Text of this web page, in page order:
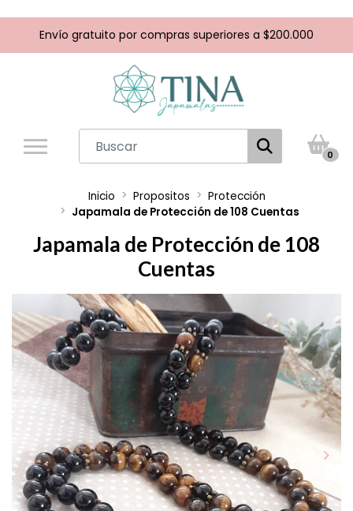
Envío gratuito por compras superiores a $200.000
0
Inicio Propositos
Protección
Japamala de Protección de 108 Cuentas
Japamala de Protección de 108
Cuentas